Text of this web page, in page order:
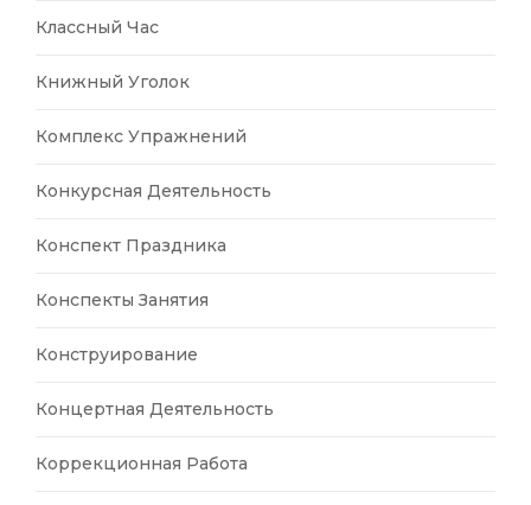
Классный Час
Книжный Уголок
Комплекс Упражнений
Конкурсная Деятельность
Конспект Праздника
Конспекты Занятия
Конструирование
Концертная Деятельность
Коррекционная Работа